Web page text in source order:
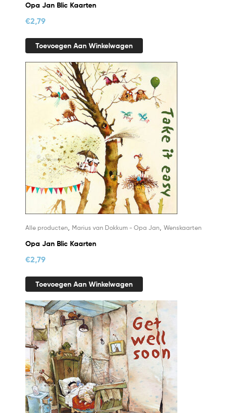
Opa Jan Blic Kaarten
€2,79
Toevoegen Aan Winkelwagen
Alle producten Marius van Dokkum - Opa Jan Wenskaarten
Opa Jan Blic Kaarten
€2,79
Toevoegen Aan Winkelwagen